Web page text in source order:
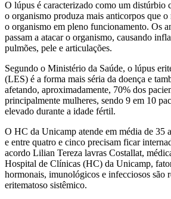
O lúpus é caracterizado como um distúrbio
o organismo produza mais anticorpos que o
o organismo em pleno funcionamento. Os
passam a atacar o organismo, causando
pulmões, pele e articulações.
Segundo o Ministério da Saúde, o lúpus
(LES) é a forma mais séria da doença e
afetando, aproximadamente, 70% dos
principalmente mulheres, sendo 9 em 10
elevado durante a idade fértil.
O HC da Unicamp atende em média de 35
e entre quatro e cinco precisam ficar
acordo Lilian Tereza lavras Costallat,
Hospital de Clínicas (HC) da Unicamp,
hormonais, imunológicos e infecciosos são
eritematoso sistêmico.